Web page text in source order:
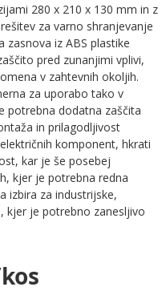
280 x 210 x 130 mm in z
za varno shranjevanje
iz ABS plastike
pred zunanjimi vplivi,
v zahtevnih okoljih.
za uporabo tako v
potrebna dodatna zaščita
in prilagodljivost
komponent, hkrati
kar je še posebej
kjer je potrebna redna
izbira za industrijske,
kjer je potrebno zanesljivo